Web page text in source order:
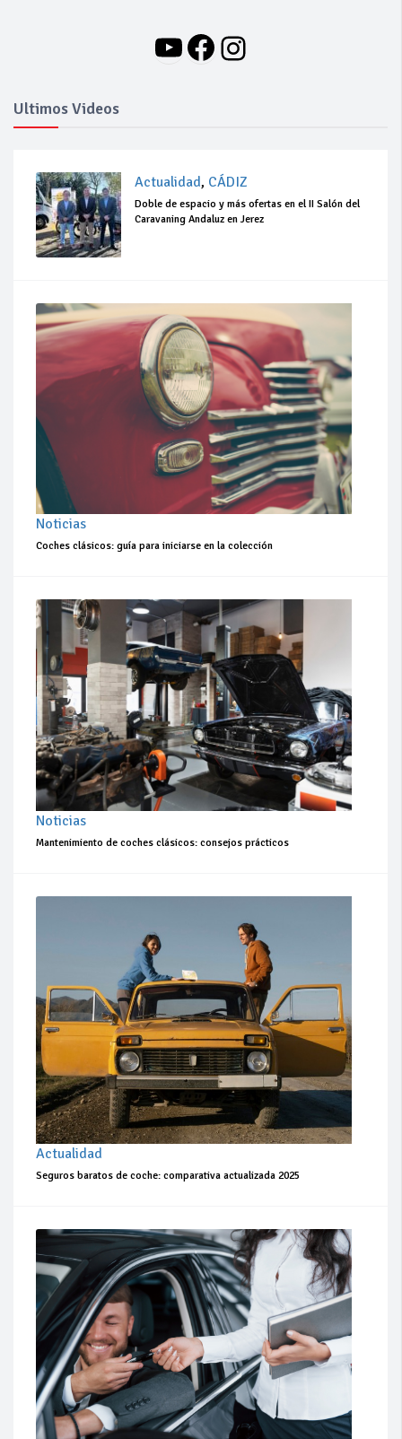
YouTube
Facebook
Instagram
Ultimos Videos
Actualidad, CÁDIZ
Doble de espacio y más ofertas en el II Salón del
Caravaning Andaluz en Jerez
Noticias
Coches clásicos: guía para iniciarse en la colección
Noticias
Mantenimiento de coches clásicos: consejos prácticos
Actualidad
Seguros baratos de coche: comparativa actualizada 2025